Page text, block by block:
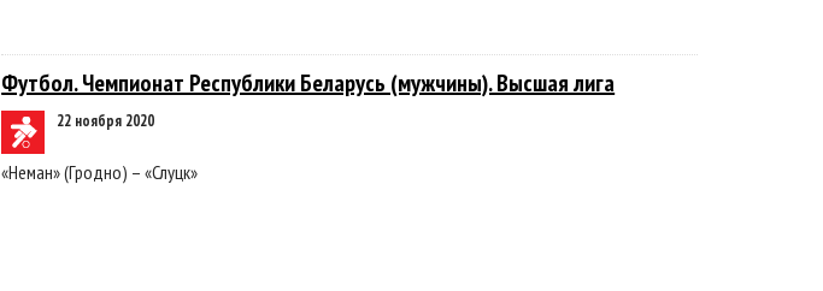
Футбол. Чемпионат Республики Беларусь (мужчины). Высшая лига
22 ноября 2020
«Неман» (Гродно) – «Слуцк»